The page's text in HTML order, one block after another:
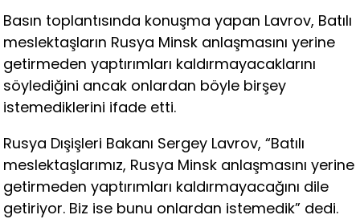
Basın toplantısında konuşma yapan Lavrov, Batılı
meslektaşların Rusya Minsk anlaşmasını yerine
getirmeden yaptırımları kaldırmayacaklarını
söylediğini ancak onlardan böyle birşey
istemediklerini ifade etti.
Rusya Dışişleri Bakanı Sergey Lavrov, “Batılı
meslektaşlarımız, Rusya Minsk anlaşmasını yerine
getirmeden yaptırımları kaldırmayacağını dile
getiriyor. Biz ise bunu onlardan istemedik” dedi.